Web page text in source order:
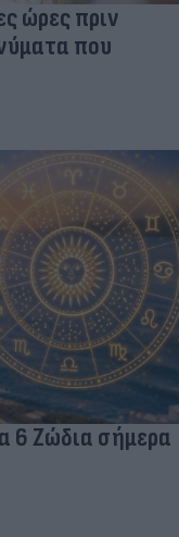
ώρες πριν
που
6 Ζώδια σήμερα